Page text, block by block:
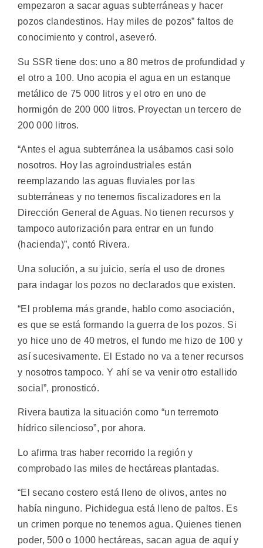
empezaron a sacar aguas subterráneas y hacer
pozos clandestinos. Hay miles de pozos” faltos de
conocimiento y control, aseveró.
Su SSR tiene dos: uno a 80 metros de profundidad y
el otro a 100. Uno acopia el agua en un estanque
metálico de 75 000 litros y el otro en uno de
hormigón de 200 000 litros. Proyectan un tercero de
200 000 litros.
“Antes el agua subterránea la usábamos casi solo
nosotros. Hoy las agroindustriales están
reemplazando las aguas fluviales por las
subterráneas y no tenemos fiscalizadores en la
Dirección General de Aguas. No tienen recursos y
tampoco autorización para entrar en un fundo
(hacienda)”, contó Rivera.
Una solución, a su juicio, sería el uso de drones
para indagar los pozos no declarados que existen.
“El problema más grande, hablo como asociación,
es que se está formando la guerra de los pozos. Si
yo hice uno de 40 metros, el fundo me hizo de 100 y
así sucesivamente. El Estado no va a tener recursos
y nosotros tampoco. Y ahí se va venir otro estallido
social”, pronosticó.
Rivera bautiza la situación como “un terremoto
hídrico silencioso”, por ahora.
Lo afirma tras haber recorrido la región y
comprobado las miles de hectáreas plantadas.
“El secano costero está lleno de olivos, antes no
había ninguno. Pichidegua está lleno de paltos. Es
un crimen porque no tenemos agua. Quienes tienen
poder, 500 o 1000 hectáreas, sacan agua de aquí y